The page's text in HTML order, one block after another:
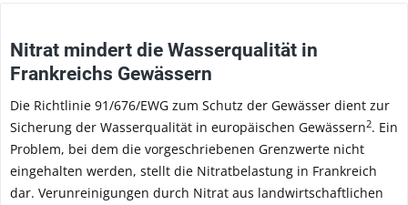
Nitrat mindert die Wasserqualität in
Frankreichs Gewässern
Die Richtlinie 91/676/EWG zum Schutz der Gewässer dient zur
Sicherung der Wasserqualität in europäischen Gewässern2. Ein
Problem, bei dem die vorgeschriebenen Grenzwerte nicht
eingehalten werden, stellt die Nitratbelastung in Frankreich
dar. Verunreinigungen durch Nitrat aus landwirtschaftlichen